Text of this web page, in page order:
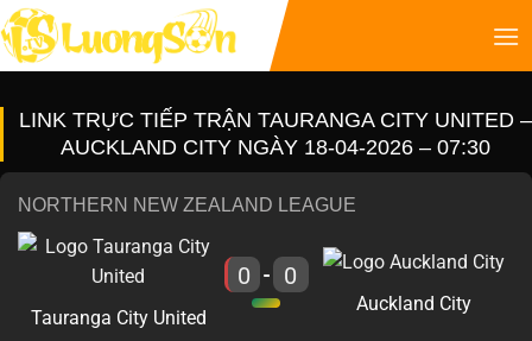
LINK TRỰC TIẾP TRẬN TAURANGA CITY UNITED –
AUCKLAND CITY NGÀY 18-04-2026 – 07:30
NORTHERN NEW ZEALAND LEAGUE
Tauranga City United
0 - 0
Auckland City